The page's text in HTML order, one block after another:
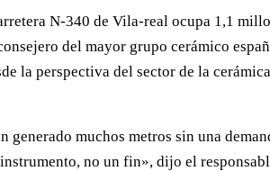
N-340 de Vila-real ocupa 1,1
del mayor grupo cerámico
la perspectiva del sector de la
muchos metros sin una
no un fin», dijo el